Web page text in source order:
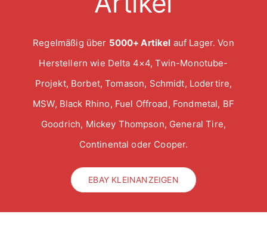
Regelmäßig über 5000+ Artikel auf Lager. Von
Herstellern wie Delta 4×4, Twin-Monotube-
Projekt, Borbet, Tomason, Schmidt, Lodertire,
MSW, Black Rhino, Fuel Offroad, Fondmetal, BF
Goodrich, Mickey Thompson, General Tire,
Continental oder Cooper.
EBAY KLEINANZEIGEN